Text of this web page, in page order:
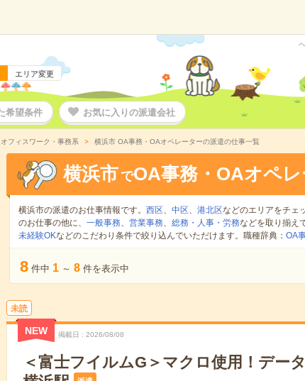
エリア変更
希望条件 お気に入りの派遣会社
フィスワーク・事務系 横浜市 OA事務・OAオペレーターの派遣の仕事一覧
横浜市 でOA事務・OAオペ
横浜市の派遣のお仕事情報です。 西区、 中区、 港北区などのエリアをチェ
のお仕事の他に、 一般事務、 営業事務、 総務・人事・労務などを取り揃え
未経験OKなどのこだわり条件で絞り込んでいただけます。職種辞典： OA
8 件中 1 ～ 8 件を表示中
未読
NEW 掲載日 2026/08/08
＜富士フイルムG＞マクロ使用！デー